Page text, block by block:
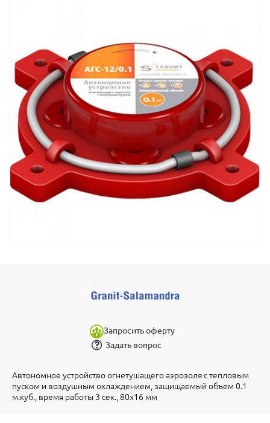
Запросить оферту
Задать вопрос
Автономное устройство огнетушащего аэрозоля с тепловым
пуском и воздушным охлаждением, защищаемый объем 0.1
м.куб., время работы 3 сек., 80х16 мм